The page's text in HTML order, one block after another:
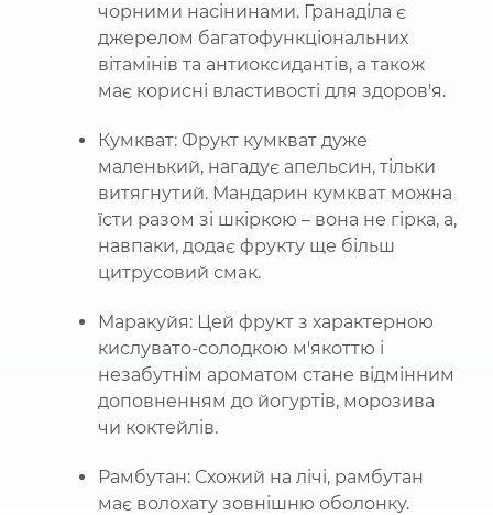
чорними насінинами. Гранаділа є
джерелом багатофункціональних
вітамінів та антиоксидантів, а також
має корисні властивості для здоров'я.
Кумкват: Фрукт кумкват дуже
маленький, нагадує апельсин, тільки
витягнутий. Мандарин кумкват можна
їсти разом зі шкіркою – вона не гірка, а,
навпаки, додає фрукту ще більш
цитрусовий смак.
Маракуйя: Цей фрукт з характерною
кислувато-солодкою м'якоттю і
незабутнім ароматом стане відмінним
доповненням до йогуртів, морозива
чи коктейлів.
Рамбутан: Схожий на лічі, рамбутан
має волохату зовнішню оболонку.